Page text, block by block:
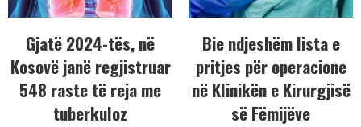
Gjatë 2024-tës, në
Kosovë janë regjistruar
548 raste të reja me
tuberkuloz
Bie ndjeshëm lista e
pritjes për operacione
në Klinikën e Kirurgjisë
së Fëmijëve